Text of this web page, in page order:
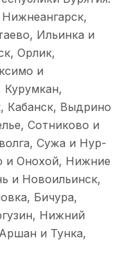
Ильинка и
Орлик,
и
Курумкан,
Кабанск, Выдрино
Сотниково и
Сужа и Нур-
и Онохой, Нижние
и Новоильинск,
Бичура,
Нижний
и Тунка,